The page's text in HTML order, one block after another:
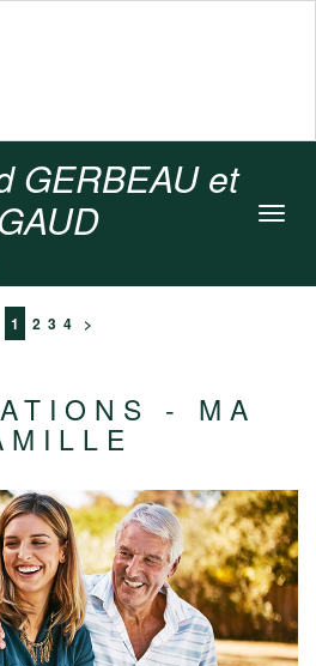
GERBEAU et
1 2 3 4 >
- MA